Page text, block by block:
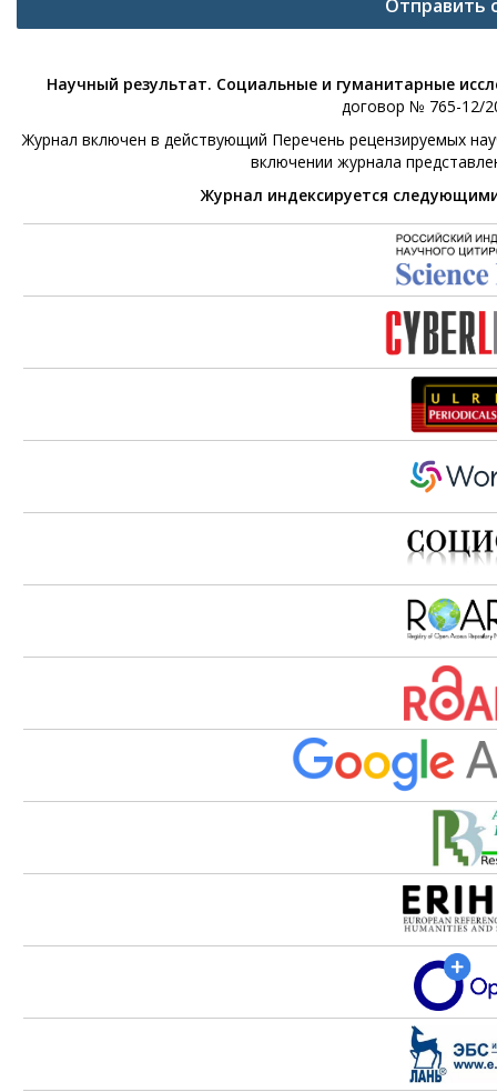
Отправить
Научный результат. Социальные и гуманитарные
договор № 765-12/
Журнал включен в действующий Перечень рецензируемых
включении журнала
Журнал индексируется